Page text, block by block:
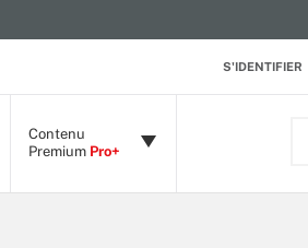
S'IDENTIFIER
Contenu
Premium Pro+